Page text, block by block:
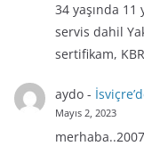
34 yaşında 11
servis dahil
sertifikam,
aydo-
Mayıs 2, 2023